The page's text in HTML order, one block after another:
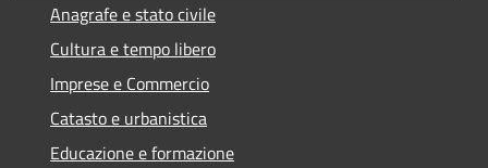
Anagrafe e stato civile
Cultura e tempo libero
Imprese e Commercio
Catasto e urbanistica
Educazione e formazione